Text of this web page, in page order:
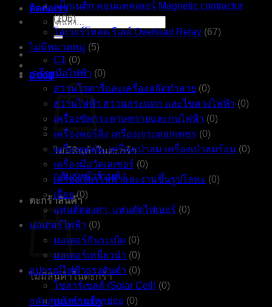
ติดต่อเรา
ค้นหา:
0.00฿
ไม่มีสินค้าในตะกร้า
กลับสู่หน้าร้านค้า
ตะกร้าสินค้า
ไม่มีสินค้าในตะกร้า
กลับสู่หน้าร้านค้า
แม็กเนติก คอนแทคเตอร์ Magnetic contractor
(106)
โอเวอร์โหลด รีเลย์ Overload Relay (67)
ไม่มีหมวดหมู่ (5)
C1 (0)
เครื่องมือไฟฟ้า (0)
สว่านโรตารี่และเครื่องสกัดทำลาย (0)
สว่านไฟฟ้า สว่านกระแทก และไขควงไฟฟ้า (0)
เครื่องขัดกระดาษทรายและกบไฟฟ้า (0)
เครื่องคอร์ลิ่ง เครื่องเจาะดอกเพชร (0)
เครื่องดูดฝุ่น, เครื่องเป่าลม เครื่องเป่าลมร้อน (0)
เครื่องมือวัดเลเซอร์ (0)
เครื่องเจียรไฟฟ้าและงานขึ้นรูปโลหะ (0)
เลื่อย (0)
แท่นตัดองศา, แท่นตัดไฟเบอร์ (0)
มอเตอร์ไฟฟ้า (0)
มอเตอร์กันระเบิด (0)
มอเตอร์เหนี่ยวนำ (0)
อุปกรณ์ไฟฟ้าแรงดันต่ำ (0)
โซลาร์เซลส์ (Solar Cell) (0)
เบรกเกอร์ลูกย่อย (0)